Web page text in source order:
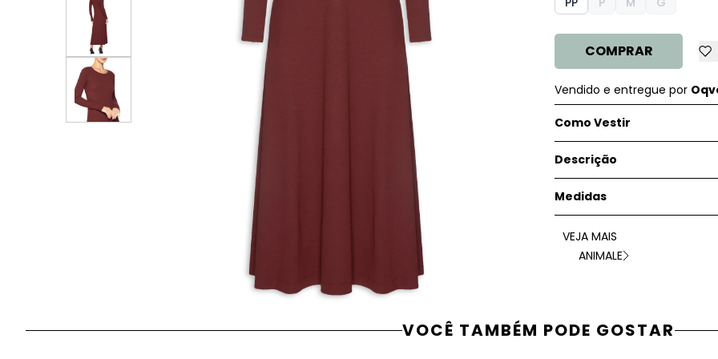
COMPRAR
Vendido e entregue por
Como Vestir
Descrição
Medidas
VEJA MAIS
ANIMALE
VOCÊ TAMBÉM PODE GOSTAR